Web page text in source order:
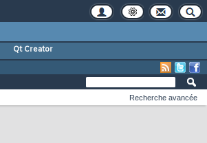
Qt Creator
Recherche avancée